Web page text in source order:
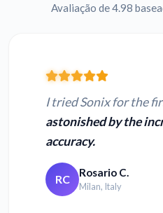
Avaliação de 4.98
I tried Sonix for the
astonished by the
accuracy.
RC Rosario C.
Milan, Italy